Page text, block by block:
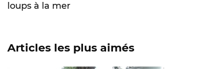
loups à la mer
Articles les plus aimés